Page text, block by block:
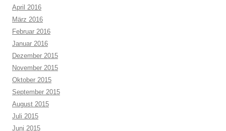
April 2016
März 2016
Februar 2016
Januar 2016
Dezember 2015
November 2015
Oktober 2015
September 2015
August 2015
Juli 2015
Juni 2015